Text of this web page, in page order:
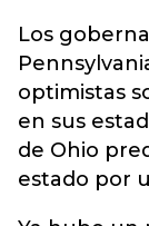
Los
optimistas
en sus
de Ohio
estado por